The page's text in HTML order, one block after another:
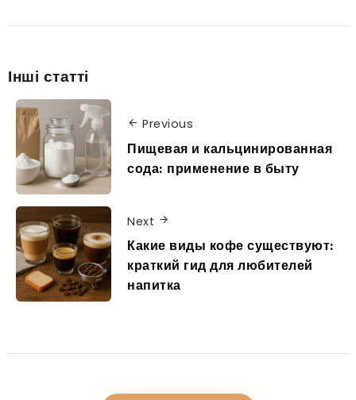
Інші статті
Previous
Пищевая и кальцинированная
сода: применение в быту
Next
Какие виды кофе существуют:
краткий гид для любителей
напитка